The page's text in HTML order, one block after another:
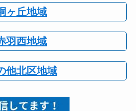
ヶ丘地域
羽西地域
他北区地域